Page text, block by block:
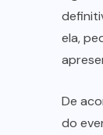
ela,
De
do